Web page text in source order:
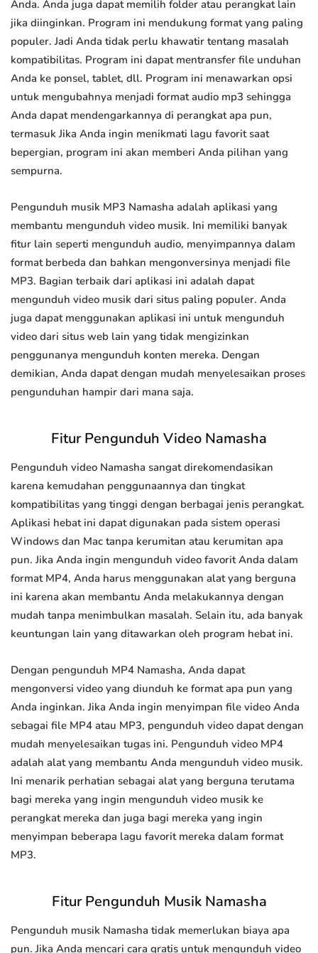
Anda. Anda juga dapat memilih folder atau perangkat lain
jika diinginkan. Program ini mendukung format yang paling
populer. Jadi Anda tidak perlu khawatir tentang masalah
kompatibilitas. Program ini dapat mentransfer file unduhan
Anda ke ponsel, tablet, dll. Program ini menawarkan opsi
untuk mengubahnya menjadi format audio mp3 sehingga
Anda dapat mendengarkannya di perangkat apa pun,
termasuk Jika Anda ingin menikmati lagu favorit saat
bepergian, program ini akan memberi Anda pilihan yang
sempurna.
Pengunduh musik MP3 Namasha adalah aplikasi yang
membantu mengunduh video musik. Ini memiliki banyak
fitur lain seperti mengunduh audio, menyimpannya dalam
format berbeda dan bahkan mengonversinya menjadi file
MP3. Bagian terbaik dari aplikasi ini adalah dapat
mengunduh video musik dari situs paling populer. Anda
juga dapat menggunakan aplikasi ini untuk mengunduh
video dari situs web lain yang tidak mengizinkan
penggunanya mengunduh konten mereka. Dengan
demikian, Anda dapat dengan mudah menyelesaikan proses
pengunduhan hampir dari mana saja.
Fitur Pengunduh Video Namasha
Pengunduh video Namasha sangat direkomendasikan
karena kemudahan penggunaannya dan tingkat
kompatibilitas yang tinggi dengan berbagai jenis perangkat.
Aplikasi hebat ini dapat digunakan pada sistem operasi
Windows dan Mac tanpa kerumitan atau kerumitan apa
pun. Jika Anda ingin mengunduh video favorit Anda dalam
format MP4, Anda harus menggunakan alat yang berguna
ini karena akan membantu Anda melakukannya dengan
mudah tanpa menimbulkan masalah. Selain itu, ada banyak
keuntungan lain yang ditawarkan oleh program hebat ini.
Dengan pengunduh MP4 Namasha, Anda dapat
mengonversi video yang diunduh ke format apa pun yang
Anda inginkan. Jika Anda ingin menyimpan file video Anda
sebagai file MP4 atau MP3, pengunduh video dapat dengan
mudah menyelesaikan tugas ini. Pengunduh video MP4
adalah alat yang membantu Anda mengunduh video musik.
Ini menarik perhatian sebagai alat yang berguna terutama
bagi mereka yang ingin mengunduh video musik ke
perangkat mereka dan juga bagi mereka yang ingin
menyimpan beberapa lagu favorit mereka dalam format
MP3.
Fitur Pengunduh Musik Namasha
Pengunduh musik Namasha tidak memerlukan biaya apa
pun. Jika Anda mencari cara gratis untuk mengunduh video